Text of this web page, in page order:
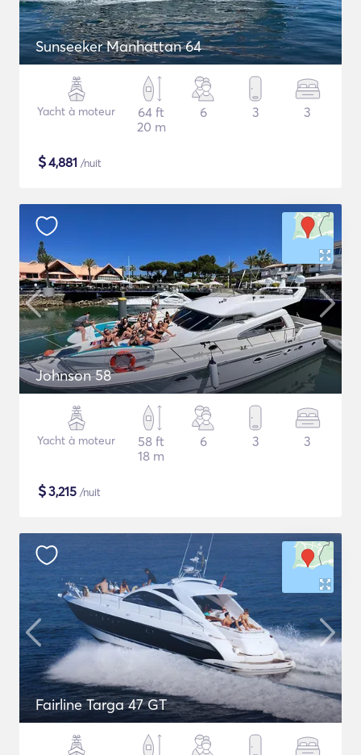
Sunseeker Manhattan 64
Yacht à moteur
64 ft
20 m
6 3 3
$4,881 /nuit
Johnson 58
Yacht à moteur
58 ft
18 m
6 3 3
$3,215 /nuit
Fairline Targa 47 GT